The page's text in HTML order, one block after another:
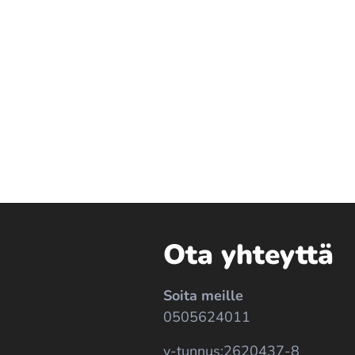
Ota yhteyttä
Soita meille
0505624011
y-tunnus:2620437-8